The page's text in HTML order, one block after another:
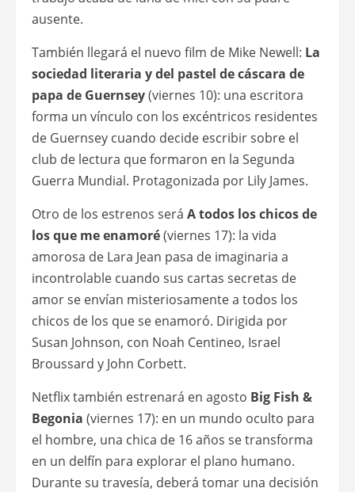
ausente.
También llegará el nuevo film de Mike Newell: La
sociedad literaria y del pastel de cáscara de
papa de Guernsey(viernes 10): una escritora
forma un vínculo con los excéntricos residentes
de Guernsey cuando decide escribir sobre el
club de lectura que formaron en la Segunda
Guerra Mundial. Protagonizada por Lily James.
Otro de los estrenos será A todos los chicos de
los que me enamoré(viernes 17): la vida
amorosa de Lara Jean pasa de imaginaria a
incontrolable cuando sus cartas secretas de
amor se envían misteriosamente a todos los
chicos de los que se enamoró. Dirigida por
Susan Johnson, con Noah Centineo, Israel
Broussard y John Corbett.
Netflix también estrenará en agosto Big Fish &
Begonia (viernes 17): en un mundo oculto para
el hombre, una chica de 16 años se transforma
en un delfín para explorar el plano humano.
Durante su travesía, deberá tomar una decisión